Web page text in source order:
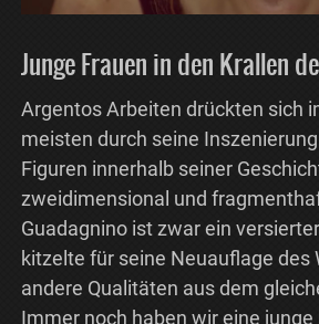
Junge Frauen in den Krallen
Argentos Arbeiten drückten sich
meisten durch seine
Figuren innerhalb seiner
zweidimensional und
Guadagnino ist zwar ein
kitzelte für seine Neuauflage des
andere Qualitäten aus dem
Immer noch haben wir eine junge